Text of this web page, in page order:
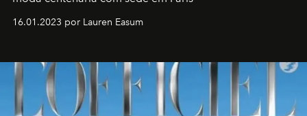
16.01.2023 por Lauren Easum